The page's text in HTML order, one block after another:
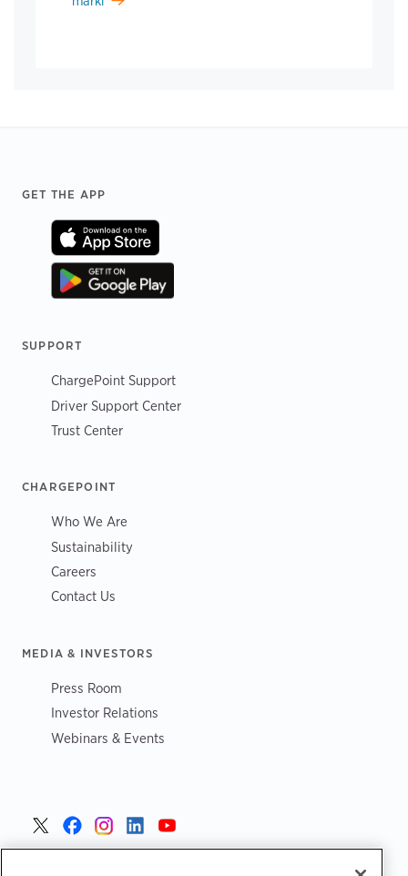
Footer
GET THE APP
SUPPORT
ChargePoint Support
Driver Support Center
Trust Center
CHARGEPOINT
Who We Are
Sustainability
Careers
Contact Us
MEDIA & INVESTORS
Press Room
Investor Relations
Webinars & Events